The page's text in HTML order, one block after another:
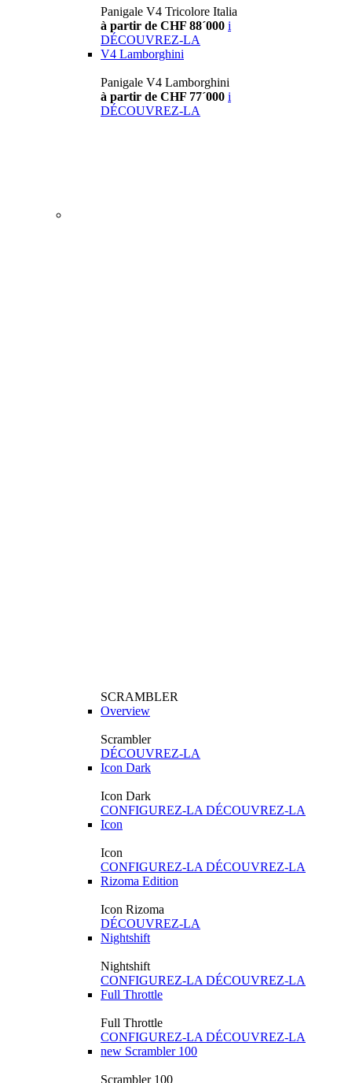
Panigale V4 Tricolore Italia
à partir de CHF 88´000 i
DÉCOUVREZ-LA
V4 Lamborghini
Panigale V4 Lamborghini
à partir de CHF 77´000 i
DÉCOUVREZ-LA
SCRAMBLER
Overview
Scrambler
DÉCOUVREZ-LA
Icon Dark
Icon Dark
CONFIGUREZ-LA DÉCOUVREZ-LA
Icon
Icon
CONFIGUREZ-LA DÉCOUVREZ-LA
Rizoma Edition
Icon Rizoma
DÉCOUVREZ-LA
Nightshift
Nightshift
CONFIGUREZ-LA DÉCOUVREZ-LA
Full Throttle
Full Throttle
CONFIGUREZ-LA DÉCOUVREZ-LA
new Scrambler 100
Scrambler 100